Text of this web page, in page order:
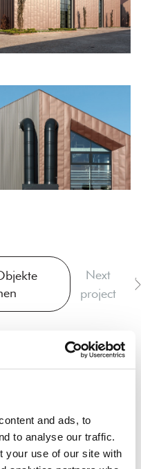
and ads, to
to analyse our traffic.
your use of our site with
Next
project
Holz-